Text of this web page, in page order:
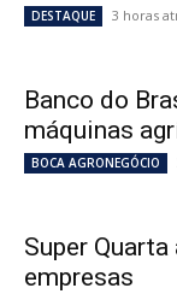
DESTAQUE 3 horas
Banco do
máquinas
BOCA AGRONEGÓCIO
Super
empresas